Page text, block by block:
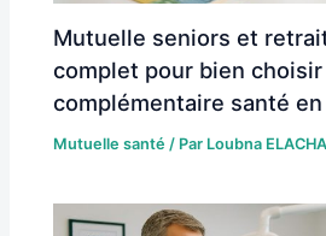
Mutuelle seniors et
complet pour bien choisir
complémentaire santé
Mutuelle santé / Par Loubna